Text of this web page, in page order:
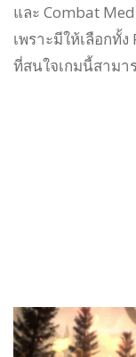
และ Combat
เพราะมีให้เลือกทั้
ที่สนใจเกมนี้สามา